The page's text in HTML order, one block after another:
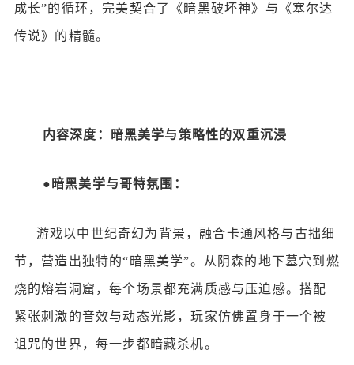
成长”的循环，完美契合了《暗黑破坏神》与《塞尔达
传说》的精髓。
内容深度：暗黑美学与策略性的双重沉浸
● 暗黑美学与哥特氛围：
游戏以中世纪奇幻为背景，融合卡通风格与古拙细
节，营造出独特的“暗黑美学”。从阴森的地下墓穴到燃
烧的熔岩洞窟，每个场景都充满质感与压迫感。搭配
紧张刺激的音效与动态光影，玩家仿佛置身于一个被
诅咒的世界，每一步都暗藏杀机。